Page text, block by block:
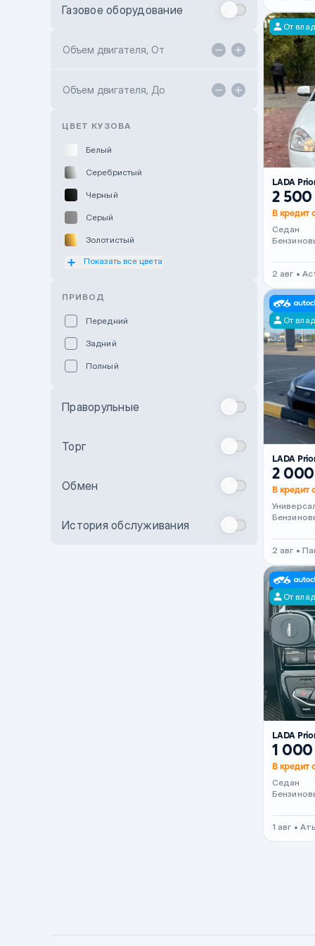
Toyota Kokshetau
Hyundai ShymCity
Газовое оборудование
Объем двигателя, От
Объем двигателя, До
ЦВЕТ КУЗОВА
Белый
Серебристый
Черный
Серый
Золотистый
Оранжевый
Бежевый
Комбинированный
Показать все цвета
ПРИВОД
Передний
Задний
Полный
Праворульные
Торг
Обмен
История обслуживания
От
LADA
2
В кредит
Седан
2 авг •
От
LADA
2
В кредит
2 авг •
От
LADA
1
В кредит
Седан
1 авг •